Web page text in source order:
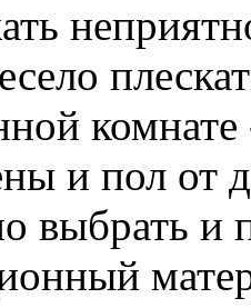
и пол от
выбрать